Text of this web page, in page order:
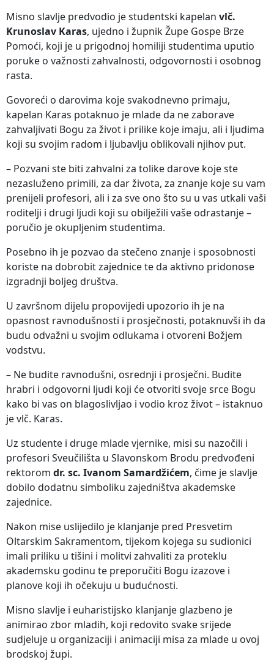
Misno slavlje predvodio je studentski kapelan vlč.
Krunoslav Karas, ujedno i župnik Župe Gospe Brze
Pomoći, koji je u prigodnoj homiliji studentima uputio
poruke o važnosti zahvalnosti, odgovornosti i osobnog
rasta.
Govoreći o darovima koje svakodnevno primaju,
kapelan Karas potaknuo je mlade da ne zaborave
zahvaljivati Bogu za život i prilike koje imaju, ali i ljudima
koji su svojim radom i ljubavlju oblikovali njihov put.
– Pozvani ste biti zahvalni za tolike darove koje ste
nezasluženo primili, za dar života, za znanje koje su vam
prenijeli profesori, ali i za sve ono što su u vas utkali vaši
roditelji i drugi ljudi koji su obilježili vaše odrastanje –
poručio je okupljenim studentima.
Posebno ih je pozvao da stečeno znanje i sposobnosti
koriste na dobrobit zajednice te da aktivno pridonose
izgradnji boljeg društva.
U završnom dijelu propovijedi upozorio ih je na
opasnost ravnodušnosti i prosječnosti, potaknuvši ih da
budu odvažni u svojim odlukama i otvoreni Božjem
vodstvu.
– Ne budite ravnodušni, osrednji i prosječni. Budite
hrabri i odgovorni ljudi koji će otvoriti svoje srce Bogu
kako bi vas on blagoslivljao i vodio kroz život – istaknuo
je vlč. Karas.
Uz studente i druge mlade vjernike, misi su nazočili i
profesori Sveučilišta u Slavonskom Brodu predvođeni
rektorom dr. sc. Ivanom Samardžićem, čime je slavlje
dobilo dodatnu simboliku zajedništva akademske
zajednice.
Nakon mise uslijedilo je klanjanje pred Presvetim
Oltarskim Sakramentom, tijekom kojega su sudionici
imali priliku u tišini i molitvi zahvaliti za proteklu
akademsku godinu te preporučiti Bogu izazove i
planove koji ih očekuju u budućnosti.
Misno slavlje i euharistijsko klanjanje glazbeno je
animirao zbor mladih, koji redovito svake srijede
sudjeluje u organizaciji i animaciji misa za mlade u ovoj
brodskoj župi.